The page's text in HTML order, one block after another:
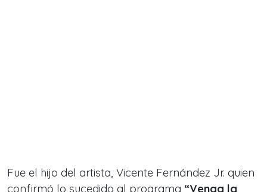
Fue el hijo del artista, Vicente Fernández Jr. quien
confirmó lo sucedido al programa “Venga la